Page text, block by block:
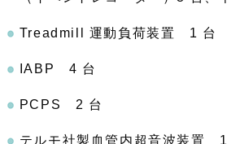
Treadmill 運動負荷装置 1 台
IABP 4 台
PCPS 2 台
テルモ社製血管内超音波装置